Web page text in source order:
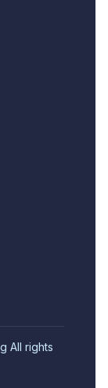
All rights